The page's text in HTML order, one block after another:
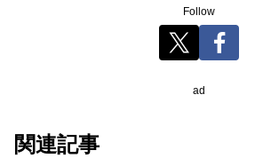
Follow
ad
関連記事